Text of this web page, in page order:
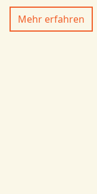
Mehr erfahren